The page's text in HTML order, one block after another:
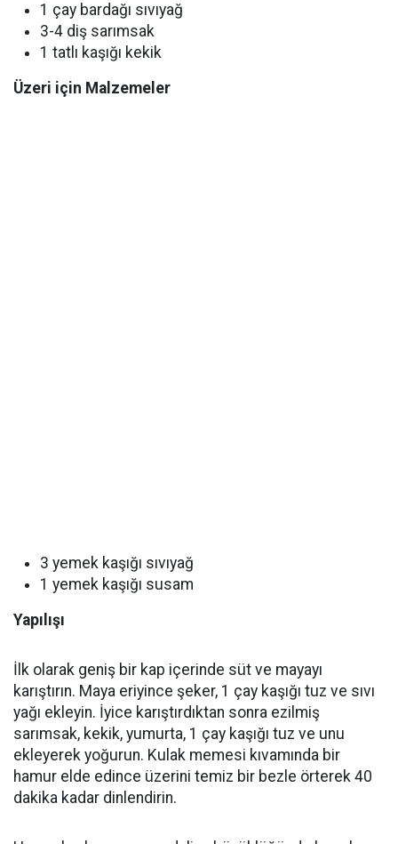
1 çay bardağı sıvıyağ
3-4 diş sarımsak
1 tatlı kaşığı kekik
Üzeri için Malzemeler
3 yemek kaşığı sıvıyağ
1 yemek kaşığı susam
Yapılışı
İlk olarak geniş bir kap içerinde süt ve mayayı
karıştırın. Maya eriyince şeker, 1 çay kaşığı tuz ve sıvı
yağı ekleyin. İyice karıştırdıktan sonra ezilmiş
sarımsak, kekik, yumurta, 1 çay kaşığı tuz ve unu
ekleyerek yoğurun. Kulak memesi kıvamında bir
hamur elde edince üzerini temiz bir bezle örterek 40
dakika kadar dinlendirin.